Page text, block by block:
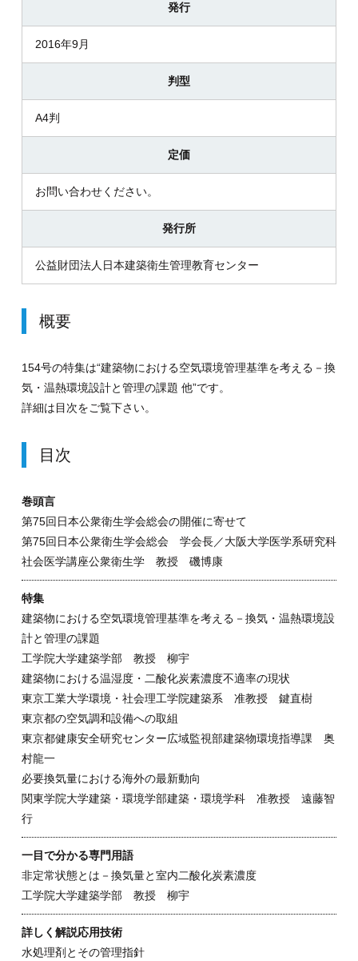
発行
2016年9月
判型
A4判
定価
お問い合わせください。
発行所
公益財団法人日本建築衛生管理教育センター
概要
154号の特集は“建築物における空気環境管理基準を考える－換
気・温熱環境設計と管理の課題 他”です。
詳細は目次をご覧下さい。
目次
巻頭言
第75回日本公衆衛生学会総会の開催に寄せて
第75回日本公衆衛生学会総会 学会長／大阪大学医学系研究科
社会医学講座公衆衛生学 教授 磯博康
特集
建築物における空気環境管理基準を考える－換気・温熱環境設
計と管理の課題
工学院大学建築学部 教授 柳宇
建築物における温湿度・二酸化炭素濃度不適率の現状
東京工業大学環境・社会理工学院建築系 准教授 鍵直樹
東京都の空気調和設備への取組
東京都健康安全研究センター広域監視部建築物環境指導課 奥
村龍一
必要換気量における海外の最新動向
関東学院大学建築・環境学部建築・環境学科 准教授 遠藤智
行
一目で分かる専門用語
非定常状態とは－換気量と室内二酸化炭素濃度
工学院大学建築学部 教授 柳宇
詳しく解説応用技術
水処理剤とその管理指針